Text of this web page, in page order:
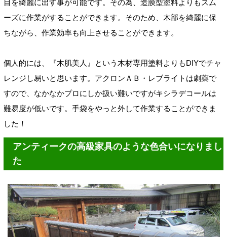
目を綺麗に出す事が可能です。その為、造膜型塗料よりもスム
ーズに作業がすることができます。そのため、木部を綺麗に保
ちながら、作業効率も向上させることができます。
個人的には、『木肌美人』という木材専用塗料よりもDIYでチャ
レンジし易いと思います。アクロンＡＢ・レブライトは劇薬で
すので、なかなかプロにしか扱い難いですがキシラデコールは
難易度が低いです。手袋をやっと外して作業することができま
した！
アンティークの高級家具のような色合いになりまし
た